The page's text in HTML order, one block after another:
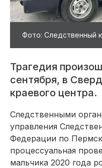
Фото: Следственный
Трагедия
сентября, в
краевого центра.
Следственными
управления
Федерации по
процессуальная
мальчика 2020 года